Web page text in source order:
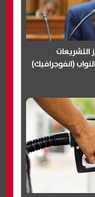
التشريعات
(انفوجرافيك)